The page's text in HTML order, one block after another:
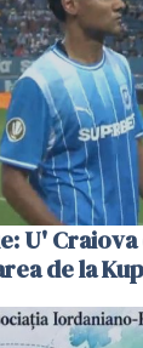
U'
de la